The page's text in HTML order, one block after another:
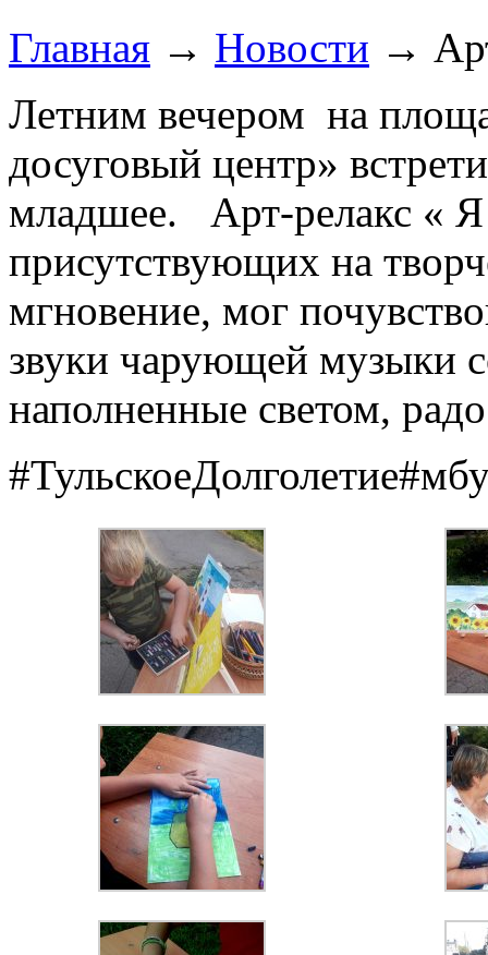
Главная → Новости →
Летним вечером на
досуговый центр»
младшее. Арт-релакс «
присутствующих на
мгновение, мог
звуки чарующей музыки
наполненные светом,